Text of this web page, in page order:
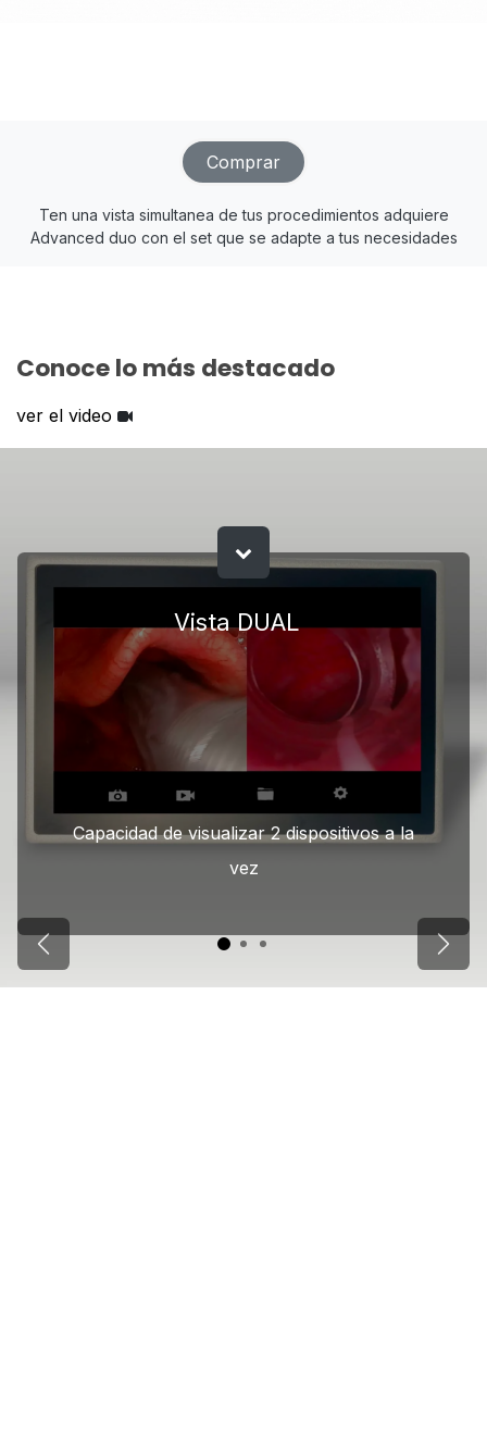
Comprar
Ten una vista simultanea de tus procedimientos adquiere
Advanced duo con el set que se adapte a tus necesidades
Conoce lo más destacado
ver el video
Vista DUAL
Capacidad de visualizar 2 dispositivos a la
vez
Anterior